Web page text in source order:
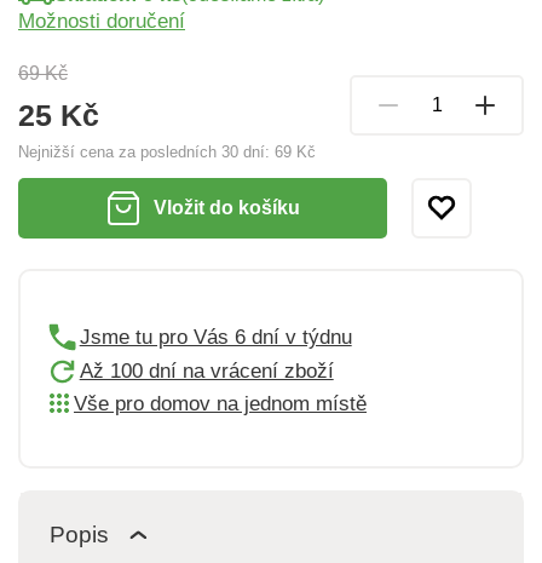
69 Kč
25 Kč
Nejnižší cena za posledních 30 dní: 69 Kč
Možnosti doručení
Vložit do košíku
Jsme tu pro Vás 6 dní v týdnu
Až 100 dní na vrácení zboží
Vše pro domov na jednom místě
Popis